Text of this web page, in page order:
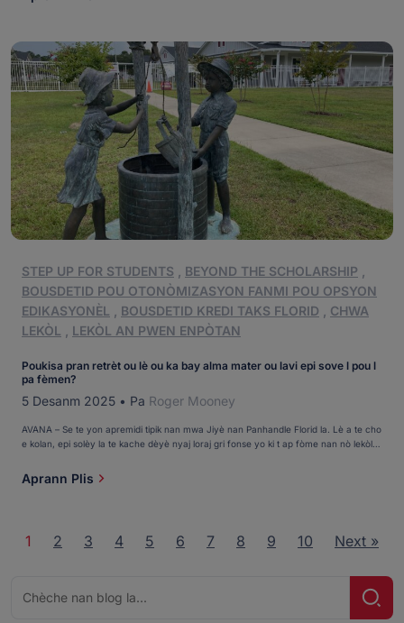
sonje, li te vle parèt [...]
STEP UP FOR STUDENTS BEYOND THE SCHOLARSHIP
BOUSDETID POU OTONÒMIZASYON FANMI POU OPSYON
EDIKASYONÈL
BOUSDETID KREDI TAKS FLORID
CHWA
LEKÒL
LEKÒL AN PWEN ENPÒTAN
Poukisa pran retrèt ou lè ou ka bay alma mater ou lavi epi sove l pou l
pa fèmen?
5 Desanm 2025 • Pa Roger Mooney
AVANA – Se te yon apremidi tipik nan mwa Jiyè nan Panhandle Florid la. Lè a te cho
e kolan, epi solèy la te kache dèyè nyaj loraj gri fonse yo ki t ap fòme nan nò lekòl
tanpèt ki t ap pwoche nan fen jounen an. Elèv ki te kouri ale vini pi bonè […]
Aprann Plis
1 2 3 4 5 6 7 8 9 10 Next »
pou: